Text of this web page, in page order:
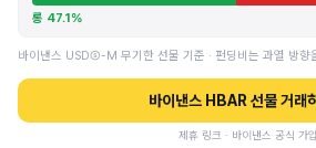
롱 47.1%
바이낸스 USDⓈ-M 무기한 선물 기준 · 펀딩비는 과열 방향
바이낸스 HBAR 선물 거래
제휴 링크 · 바이낸스 공식 가입